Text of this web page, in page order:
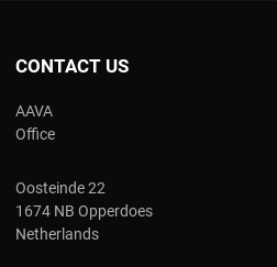
CONTACT US
AAVA
Office
Oosteinde 22
1674 NB Opperdoes
Netherlands